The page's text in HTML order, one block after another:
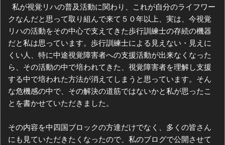
私が視覚リハの普及活動に関わり、これが自分のライフワー
クなんだと思って取り組んで来て５０年以上、実は、今視覚
リハの活動をその中心で支えてきた歩行訓練士の存続の機器
だと私は思っています。歩行訓練士による見えない・見えに
くい人、特に中途視覚障害者への支援活動が出来なくなった
ら、その活動の中で培われてきた、視覚障害者を理解し支援
する中で培われた方法が消えてしまうと思っています。そん
な危機感の中で、その解決の道筋ではないかと私が思ったこ
とを書かせていただきました。
その内容を中四国ブロックの方達だけでなく、多くの皆さん
にも見ていただきたくなったので、私のブログで公開させて